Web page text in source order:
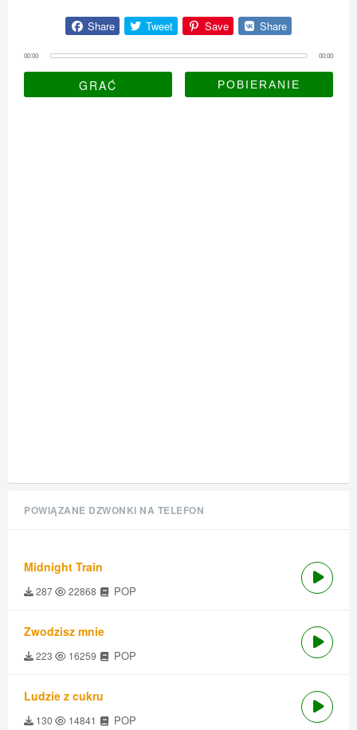
Share Tweet Save Share
00:00 00:00
GRAĆ
POWIĄZANE DZWONKI NA TELEFON
Midnight Train
287 22868 POP
Zwodzisz mnie
223 16259 POP
Ludzie z cukru
130 14841 POP